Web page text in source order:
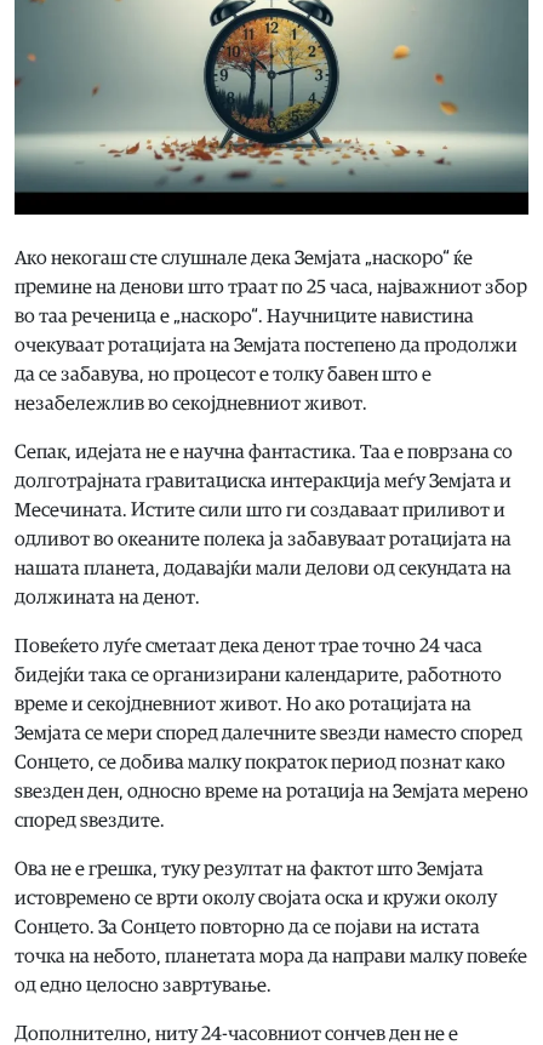
Ако некогаш сте слушнале дека Земјата „наскоро“ ќе
премине на денови што траат по 25 часа, најважниот збор
во таа реченица е „наскоро“. Научниците навистина
очекуваат ротацијата на Земјата постепено да продолжи
да се забавува, но процесот е толку бавен што е
незабележлив во секојдневниот живот.
Сепак, идејата не е научна фантастика. Таа е поврзана со
долготрајната гравитациска интеракција меѓу Земјата и
Месечината. Истите сили што ги создаваат приливот и
одливот во океаните полека ја забавуваат ротацијата на
нашата планета, додавајќи мали делови од секундата на
должината на денот.
Повеќето луѓе сметаат дека денот трае точно 24 часа
бидејќи така се организирани календарите, работното
време и секојдневниот живот. Но ако ротацијата на
Земјата се мери според далечните ѕвезди наместо според
Сонцето, се добива малку пократок период познат како
ѕвезден ден, односно време на ротација на Земјата мерено
според ѕвездите.
Ова не е грешка, туку резултат на фактот што Земјата
истовремено се врти околу својата оска и кружи околу
Сонцето. За Сонцето повторно да се појави на истата
точка на небото, планетата мора да направи малку повеќе
од едно целосно завртување.
Дополнително, ниту 24-часовниот сончев ден не е